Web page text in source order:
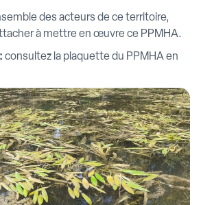
des acteurs de ce territoire,
à mettre en œuvre ce PPMHA.
consultez la plaquette du PPMHA en